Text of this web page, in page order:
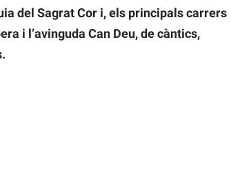
del Sagrat Cor i, els principals carrers
i l’avinguda Can Deu, de càntics,